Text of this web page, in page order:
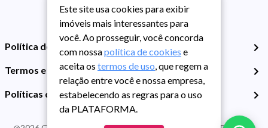
Política de Privacidade
Termos e Condições de Uso
Políticas de Cookies
Este site usa cookies para exibir
imóveis mais interessantes para
você. Ao prosseguir, você concorda
com nossapolítica de cookies e
aceita os termos de uso, que regem a
relação entre você e nossa empresa,
estabelecendo as regras para o uso
da PLATAFORMA.